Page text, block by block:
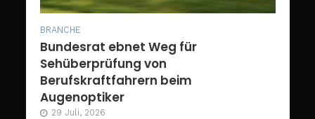
BRANCHE
Bundesrat ebnet Weg für
Sehüberprüfung von
Berufskraftfahrern beim
Augenoptiker
29 Juli, 2026